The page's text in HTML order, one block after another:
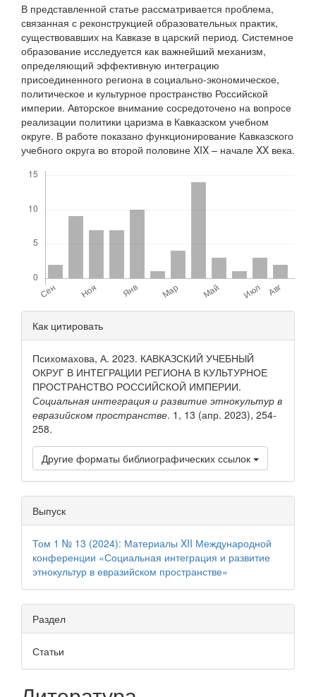
В представленной статье рассматривается проблема,
связанная с реконструкцией образовательных практик,
существовавших на Кавказе в царский период. Системное
образование исследуется как важнейший механизм,
определяющий эффективную интеграцию
присоединенного региона в социально-экономическое,
политическое и культурное пространство Российской
империи. Авторское внимание сосредоточено на вопросе
реализации политики царизма в Кавказском учебном
округе. В работе показано функционирование Кавказского
учебного округа во второй половине XIX – начале XX века.
Детали
статьи
Как цитировать
Психомахова, А. 2023. КАВКАЗСКИЙ УЧЕБНЫЙ
ОКРУГ В ИНТЕГРАЦИИ РЕГИОНА В КУЛЬТУРНОЕ
ПРОСТРАНСТВО РОССИЙСКОЙ ИМПЕРИИ.
Социальная интеграция и развитие этнокультур в
евразийском пространстве. 1, 13 (апр. 2023), 254-
258.
Другие форматы библиографических ссылок
Выпуск
Том 1 № 13 (2024): Материалы XII Международной
конференции «Социальная интеграция и развитие
этнокультур в евразийском пространстве»
Раздел
Статьи